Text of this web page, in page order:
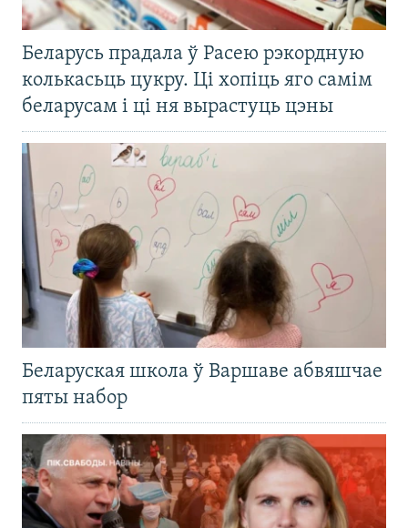
Беларусь прадала ў Расею рэкордную
колькасьць цукру. Ці хопіць яго самім
беларусам і ці ня вырастуць цэны
Беларуская школа ў Варшаве абвяшчае
пяты набор